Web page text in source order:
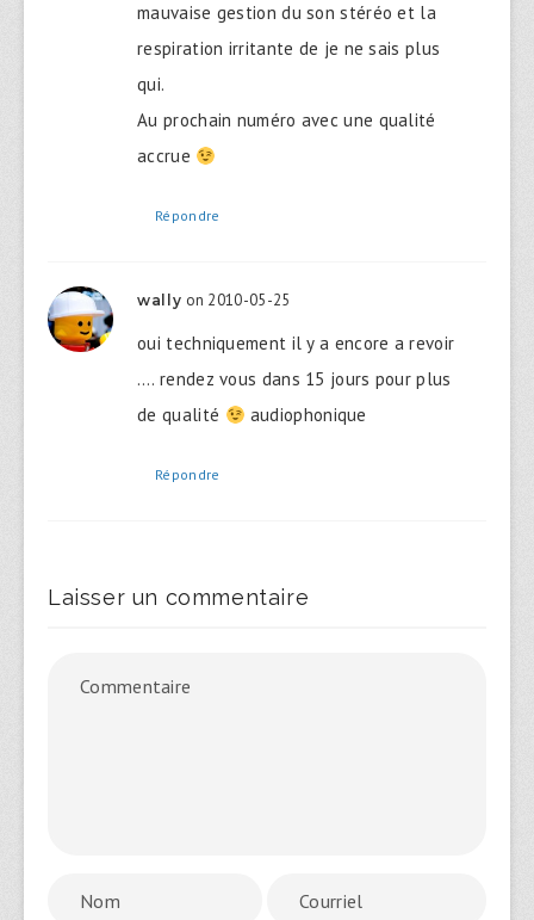
mauvaise gestion du son stéréo et la
respiration irritante de je ne sais plus
qui.
Au prochain numéro avec une qualité
accrue
Répondre
wally on 2010-05-25
oui techniquement il y a encore a revoir
…. rendez vous dans 15 jours pour plus
de qualité
audiophonique
Répondre
Laisser un commentaire